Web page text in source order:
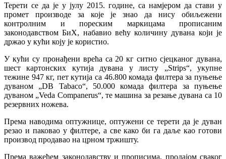
Терети се да је у јулу 2015. године, са намјером да стави у
промет производе за које је знао да нису обиљежени
контролним и пореским маркицама прописаним
законодавством БиХ, набавио већу количину дувана који је
држао у кући коју је користио.
У кући су пронађени врећа са 20 кг ситно сјецканог дувана,
шест картонских кутија дувана у листу „Strips“, укупне
тежине 947 кг, пет кутија са 46.800 комада филтера за пуњење
дуваном „DB Tabaco“, 50.000 комада филтера за пуњење
дуваном „Veda Companerus“, те машина за резање дувана са 10
резервних ножева.
Према наводима оптужнице, оптужени се терети да је дуван
резао и паковао у филтере, а све како би га даље као готови
производ продавао на црном тржишту.
Према важећем законодавству и прописима, продајом сваког